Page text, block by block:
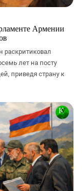
Армении
лет на посту
приведя страну к